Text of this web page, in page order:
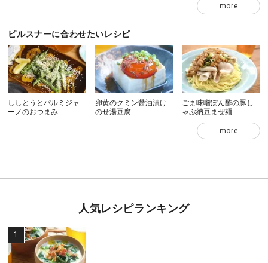
more
ピルスナーに合わせたいレシピ
ししとうとパルミジャ
ーノのおつまみ
卵黄のクミン醤油漬け
のせ湯豆腐
ごま味噌ぽん酢の豚し
ゃぶ納豆まぜ麺
more
人気レシピランキング